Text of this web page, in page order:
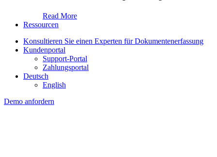
Read More
Ressourcen
Konsultieren Sie einen Experten für Dokumentenerfassung
Kundenportal
Support-Portal
Zahlungsportal
Deutsch
English
Demo anfordern